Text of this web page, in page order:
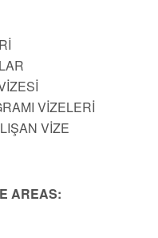
VİZELERİ
VİZE
AREAS: